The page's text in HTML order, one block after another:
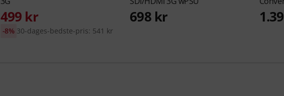
499 kr
30-dages-bedste-pris: 541 kr
-8%
698 kr